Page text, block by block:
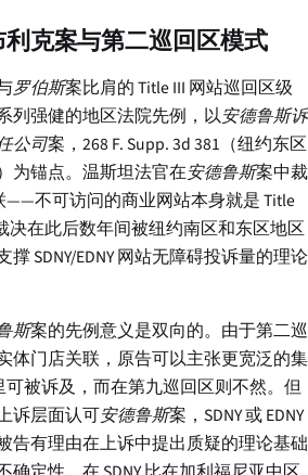
利克案与第二巡回区模式
罗伯斯案比肩的 Title III 网站巡回区级
列强健的地区法院先例，以安德鲁斯诉
公司案，268 F. Supp. 3d 381（纽约东区
为锚点。温斯坦法官在安德鲁斯案中裁
不可访问的商业网站本身就是 Title
决在此后数年间被纽约南区和东区地区
SDNY/EDNY 网站无障碍投诉量的理论
斯案的先例意义是双向的。由于第二巡
体门店关联，原告可以主张更宽泛的集
被诉及，而在第九巡回区则不然。但
诉层面认可安德鲁斯案，SDNY 或 EDNY
告有理由在上诉中提出质疑的理论基础